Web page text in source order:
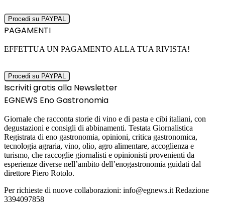
PAGAMENTI
EFFETTUA UN PAGAMENTO ALLA TUA RIVISTA!
Iscriviti gratis alla Newsletter
EGNEWS Eno Gastronomia
Giornale che racconta storie di vino e di pasta e cibi italiani, con
degustazioni e consigli di abbinamenti. Testata Giornalistica
Registrata di eno gastronomia, opinioni, critica gastronomica,
tecnologia agraria, vino, olio, agro alimentare, accoglienza e
turismo, che raccoglie giornalisti e opinionisti provenienti da
esperienze diverse nell’ambito dell’enogastronomia guidati dal
direttore Piero Rotolo.
Per richieste di nuove collaborazioni: info@egnews.it Redazione
3394097858